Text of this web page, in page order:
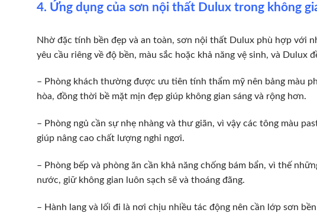
4. Ứng dụng của sơn nội thất Dulux trong không
Nhờ đặc tính bền đẹp và an toàn, sơn nội thất Dulux phù hợp với
yêu cầu riêng về độ bền, màu sắc hoặc khả năng vệ sinh, và Dulux
– Phòng khách thường được ưu tiên tính thẩm mỹ nên bảng màu
hòa, đồng thời bề mặt mịn đẹp giúp không gian sáng và rộng hơn.
– Phòng ngủ cần sự nhẹ nhàng và thư giãn, vì vậy các tông màu
giúp nâng cao chất lượng nghỉ ngơi.
– Phòng bếp và phòng ăn cần khả năng chống bám bẩn, vì thế
nước, giữ không gian luôn sạch sẽ và thoáng đãng.
– Hành lang và lối đi là nơi chịu nhiều tác động nên cần lớp sơn